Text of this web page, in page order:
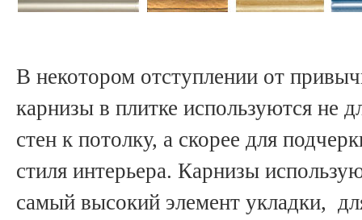
В некотором отступлении от
карнизы в плитке используются не
стен к потолку, а скорее для
стиля интерьера. Карнизы
самый высокий элемент укладки,